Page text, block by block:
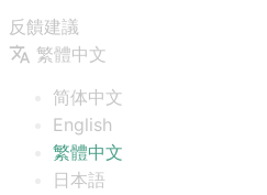
反饋建議
繁體中文
简体中文
English
繁體中文
日本語